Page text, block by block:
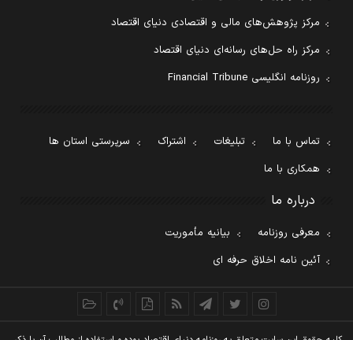
مرکز پژوهش‌های مالی و اقتصادی دنیای اقتصاد
مرکز راه حل‌های رسانه‌ای دنیای اقتصاد
روزنامه انگلیسی Financial Tribune
تماس با ما تبلیغات اشتراک
سرپرستی استان ها
همکاری با ما
درباره ما
معرفی روزنامه
بیانیه مأموریت
آئین نامه اخلاق حرفه ای